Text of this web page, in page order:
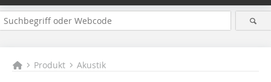
Produkt Akustik